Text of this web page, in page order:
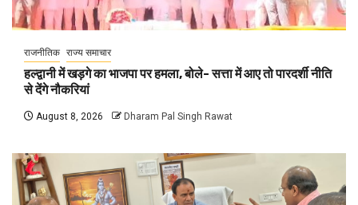
राजनीतिक राज्य समाचार
हल्द्वानी में खड़गे का भाजपा पर हमला, बोले- सत्ता में आए तो पारदर्शी नीति
से देंगे नौकरियां
August 8, 2026 Dharam Pal Singh Rawat